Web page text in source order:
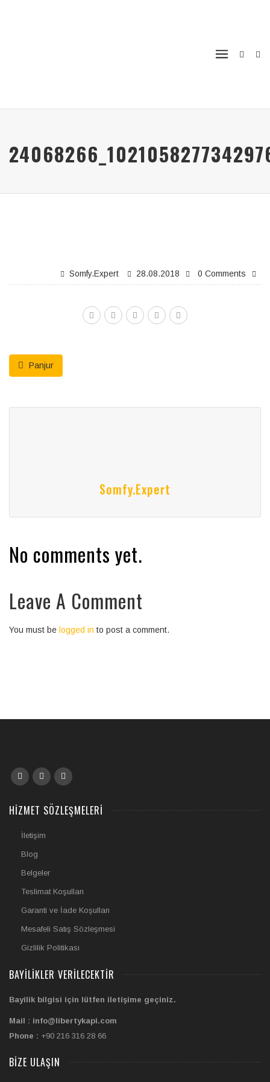
Somfy.expert 28.08.2018 0 Comments
Panjur
Somfy.expert
No comments yet.
Leave A Comment
You must be logged in to post a comment.
HIZMET SÖZLEŞMELERI
İletişim
Blog
Belgeler
Teslimat Koşulları
Garanti ve İade Koşulları
Mesafeli Satış Sözleşmesi
Gizlilik Politikası
BAYILIKLER VERILECEKTIR
Bayilik bilgisi için lütfen iletişime geçiniz.
Mail : info@libertykapi.com
Phone : +90 216 316 28 66
BIZE ULAŞIN